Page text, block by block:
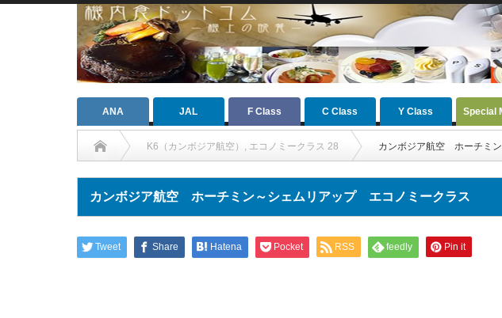
ANA JAL F Class C Class Y Class Special
K6（カンボジア航空） , エコノミークラス 28 カンボジア航空 ホーチミ
カンボジア航空 ホーチミン～シェムリアップ エコノミークラス
Tweet Share Hatena Pocket RSS feedly Pin it